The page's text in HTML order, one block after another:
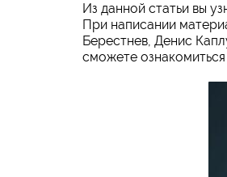
Из данной статьи вы
При написании
Берестнев, Денис
сможете